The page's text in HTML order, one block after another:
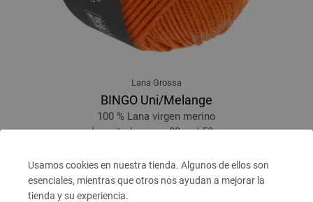
Usamos cookies en nuestra tienda. Algunos de ellos son
esenciales, mientras que otros nos ayudan a mejorar la
tienda y su experiencia.
Lana Grossa
BINGO Uni/Melange
100 % Lana virgen merino
Longitud: aprox. 80 m / 50 g
3,28 €RRP:5,00 €
3,83 $
IVA no incluido, más gastos de envío, Precio base:65,60 € / kg